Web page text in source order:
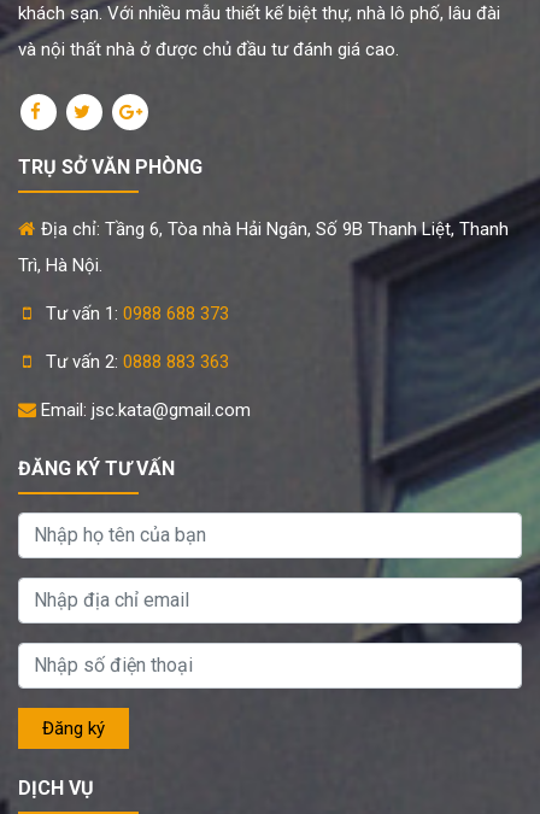
khách sạn. Với nhiều mẫu thiết kế biệt thự, nhà lô phố, lâu đài
và nội thất nhà ở được chủ đầu tư đánh giá cao.
TRỤ SỞ VĂN PHÒNG
Địa chỉ: Tầng 6, Tòa nhà Hải Ngân, Số 9B Thanh Liệt, Thanh
Trì, Hà Nội.
Tư vấn 1: 0988 688 373
Tư vấn 2: 0888 883 363
Email: jsc.kata@gmail.com
ĐĂNG KÝ TƯ VẤN
DỊCH VỤ